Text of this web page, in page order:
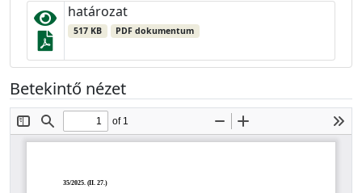
határozat
517 KB PDF dokumentum
Betekintő nézet